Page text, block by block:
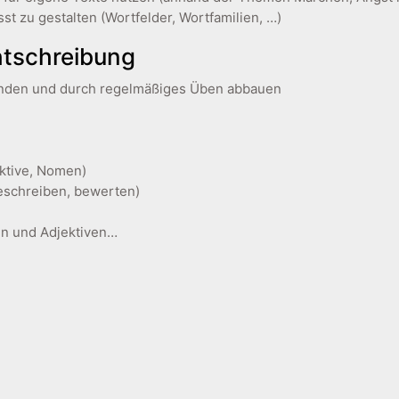
zu gestalten (Wortfelder, Wortfamilien, …)
und durch regelmäßiges Üben abbauen
Nomen)
bewerten)
und Adjektiven…